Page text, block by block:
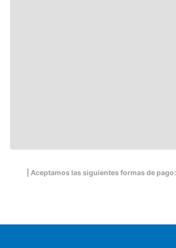
| Aceptamos las siguientes formas de pago: